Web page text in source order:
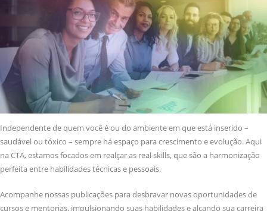
Independente de quem você é ou do ambiente em que está inserido –
saudável ou tóxico – sempre há espaço para crescimento e evolução. Aqui
na CTA, estamos focados em realçar as real skills, que são a harmonização
perfeita entre habilidades técnicas e pessoais.
Acompanhe nossas publicações para desbravar novas oportunidades de
cursos e mentorias, impulsionando suas habilidades e alçando sua carreira